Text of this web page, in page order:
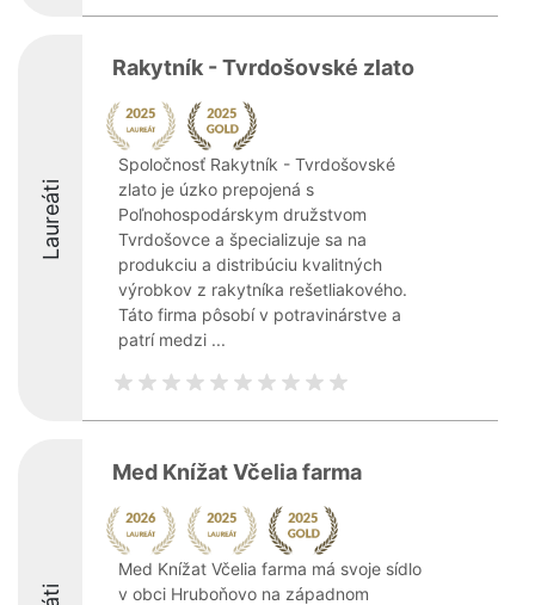
Laureáti
Rakytník - Tvrdošovské zlato
Spoločnosť Rakytník - Tvrdošovské
zlato je úzko prepojená s
Poľnohospodárskym družstvom
Tvrdošovce a špecializuje sa na
produkciu a distribúciu kvalitných
výrobkov z rakytníka rešetliakového.
Táto firma pôsobí v potravinárstve a
patrí medzi ...
Med Knížat Včelia farma
Med Knížat Včelia farma má svoje sídlo
v obci Hruboňovo na západnom